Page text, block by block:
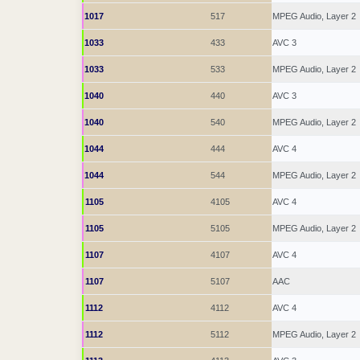
1017 517 MPEG Audio, Layer 2
1033 433 AVC 3
1033 533 MPEG Audio, Layer 2
1040 440 AVC 3
1040 540 MPEG Audio, Layer 2
1044 444 AVC 4
1044 544 MPEG Audio, Layer 2
1105 4105 AVC 4
1105 5105 MPEG Audio, Layer 2
1107 4107 AVC 4
1107 5107 AAC
1112 4112 AVC 4
1112 5112 MPEG Audio, Layer 2